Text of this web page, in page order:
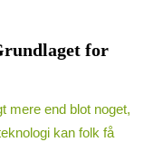
for
mere end blot noget,
kan folk få